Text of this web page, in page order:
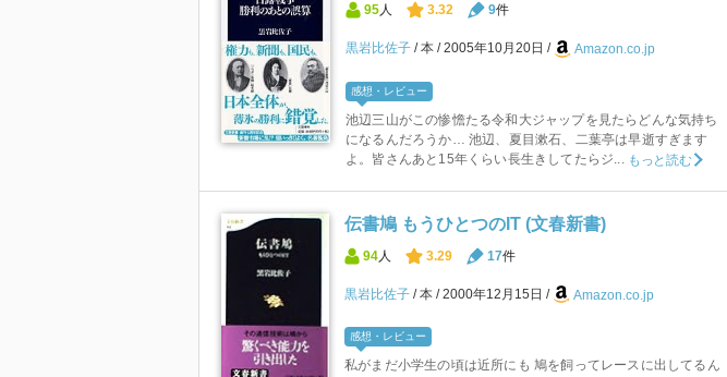
95人 3.32 9件
黒岩比佐子 本 2005年10月20日 Amazon.co.jp
感想・レビュー
池辺三山がこの惨憺たる令和大ジャップを見たらどんな気持ち
になるんだろうか… 池辺、夏目漱石、二葉亭は早逝すぎます
よ。皆さんあと15年くらい長生きしてたらジ...
もっと読む
伝書鳩 もうひとつのIT (文春新書)
94 人 3.29 17件
黒岩比佐子 本 2000年12月15日 Amazon.co.jp
感想・レビュー
私がまだ小学生の頃は近所にも 鳩を飼ってレースに出してるん